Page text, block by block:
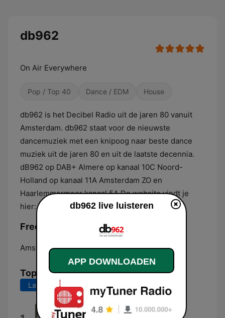
db962
On Air Everywhere
Pop / Top 40 Dance / EDM House
db962 is het Decibel Radio uit de jaren 80 vanuit
Amsterdam. db962 staat voor de nieuwste
dancemuziek met een knipoog naar beste dance
muziek uit de jaren 80 en uit de laatste decennia.
dB962 op DAB+ Almere op kanaal 10C Noord-
Holland op kanaal 11A Amsterdam ZO en
Haarlemmermeer kanaal 5A De website vindt je
hier: https://db962.nl
Frequenties db962:
Amsterdam: Online
Top nummers
Laatste 7 dagen Laatste 30 dagen
Moments In Love
db962 live luisteren
APP DOWNLOADEN